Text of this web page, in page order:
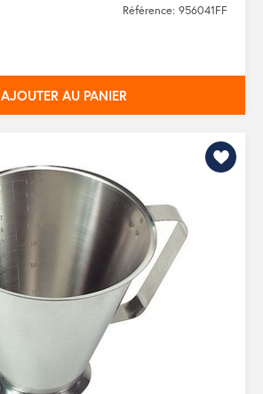
Référence: 956041FF
AJOUTER AU PANIER